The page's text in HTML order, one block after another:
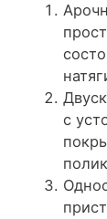
с